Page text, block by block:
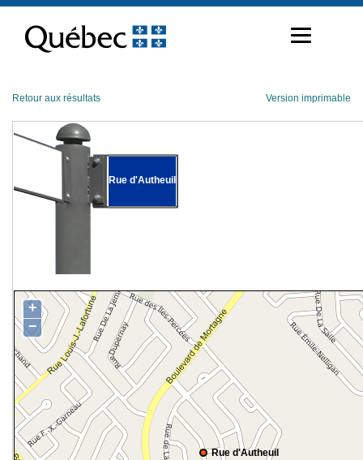
contenu
Retour aux résultats Version imprimable
Rue d'Autheuil
Rue d'Autheuil
+
−